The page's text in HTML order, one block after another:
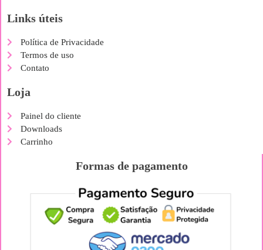
Links úteis
Política de Privacidade
Termos de uso
Contato
Loja
Painel do cliente
Downloads
Carrinho
Formas de pagamento